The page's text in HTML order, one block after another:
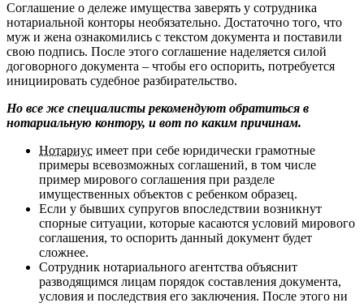
Соглашение о дележе имущества заверять у сотрудника
нотариальной конторы необязательно. Достаточно того, что
муж и жена ознакомились с текстом документа и поставили
свою подпись. После этого соглашение наделяется силой
договорного документа – чтобы его оспорить, потребуется
инициировать судебное разбирательство.
Но все же специалисты рекомендуют обратиться в
нотариальную контору, и вот по каким причинам.
Нотариус имеет при себе юридически грамотные
примеры всевозможных соглашений, в том числе
пример мирового соглашения при разделе
имущественных объектов с ребенком образец.
Если у бывших супругов впоследствии возникнут
спорные ситуации, которые касаются условий мирового
соглашения, то оспорить данный документ будет
сложнее.
Сотрудник нотариального агентства объяснит
разводящимся лицам порядок составления документа,
условия и последствия его заключения. После этого ни